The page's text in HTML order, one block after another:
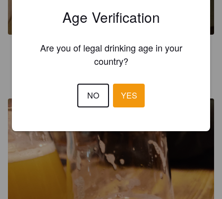
3.5
Age Verification
Are you of legal drinking age in your
country?
NO YES